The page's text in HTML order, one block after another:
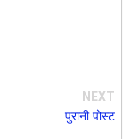
NEXT
पुरानी पोस्ट